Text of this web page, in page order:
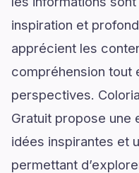
inspiration et
apprécient les
compréhension tout
perspectives.
Gratuit propose une
idées inspirantes et
permettant